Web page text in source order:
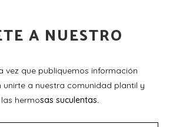
A NUESTRO
vez que publiquemos información
unirte a nuestra comunidad plantil y
hermosas suculentas.